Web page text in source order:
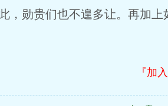
勋贵们也不遑多让。再加上
『加